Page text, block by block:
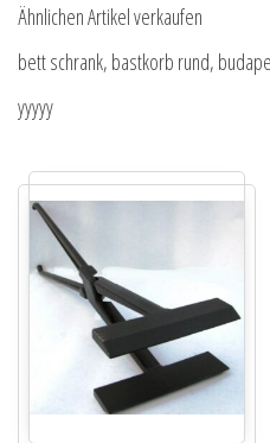
Ähnlichen Artikel verkaufen
bett schrank, bastkorb rund,
yyyyy